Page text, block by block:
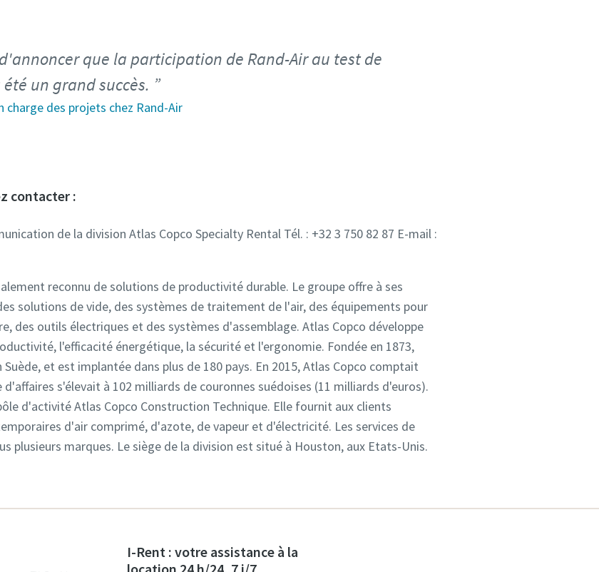
que la participation de Rand-Air au test de
un grand succès.
charge des projets chez Rand-Air
contacter :
de la division Atlas Copco Specialty Rental Tél. : +32 3 750 82 87 E-mail :
reconnu de solutions de productivité durable. Le groupe offre à ses
solutions de vide, des systèmes de traitement de l'air, des équipements pour
des outils électriques et des systèmes d'assemblage. Atlas Copco développe
l'efficacité énergétique, la sécurité et l'ergonomie. Fondée en 1873,
et est implantée dans plus de 180 pays. En 2015, Atlas Copco comptait
s'élevait à 102 milliards de couronnes suédoises (11 milliards d'euros).
d'activité Atlas Copco Construction Technique. Elle fournit aux clients
d'air comprimé, d'azote, de vapeur et d'électricité. Les services de
plusieurs marques. Le siège de la division est situé à Houston, aux Etats-Unis.
I-Rent : votre assistance à la